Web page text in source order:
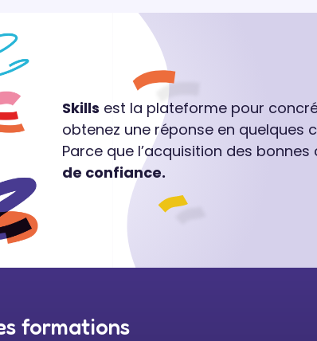
Skills est la plateforme pour
obtenez une réponse en quelques
Parce que l’acquisition des
de confiance.
formations